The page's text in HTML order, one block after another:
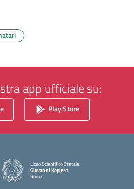
app ufficiale su:
Play Store
Liceo Scientifico Statale
Giovanni Keplero
Roma